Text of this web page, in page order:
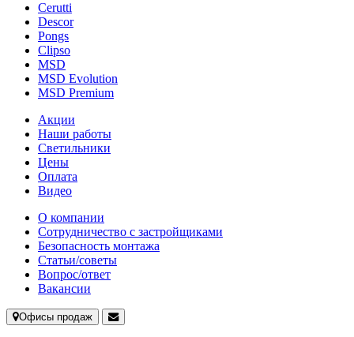
Cerutti
Descor
Pongs
Clipso
MSD
MSD Evolution
MSD Premium
Акции
Наши работы
Светильники
Цены
Оплата
Видео
О компании
Сотрудничество с застройщиками
Безопасность монтажа
Статьи/советы
Вопрос/ответ
Вакансии
Офисы продаж